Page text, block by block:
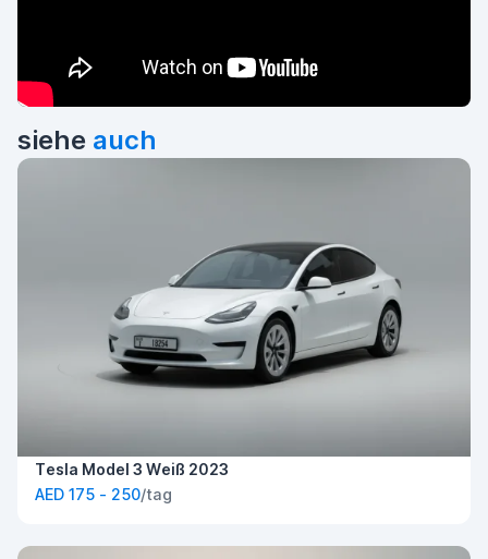
siehe auch
Tesla Model 3 Weiß 2023
AED 175 - 250/tag